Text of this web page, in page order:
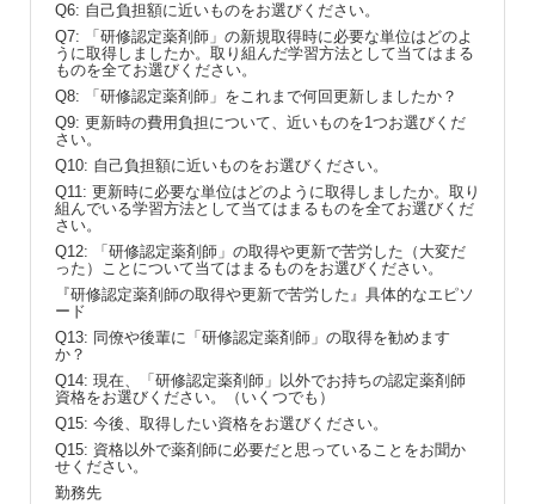
Q6: 自己負担額に近いものをお選びください。
Q7: 「研修認定薬剤師」の新規取得時に必要な単位はどのよ
うに取得しましたか。取り組んだ学習方法として当てはまる
ものを全てお選びください。
Q8: 「研修認定薬剤師」をこれまで何回更新しましたか？
Q9: 更新時の費用負担について、近いものを1つお選びくだ
さい。
Q10: 自己負担額に近いものをお選びください。
Q11: 更新時に必要な単位はどのように取得しましたか。取り
組んでいる学習方法として当てはまるものを全てお選びくだ
さい。
Q12: 「研修認定薬剤師」の取得や更新で苦労した（大変だ
った）ことについて当てはまるものをお選びください。
『研修認定薬剤師の取得や更新で苦労した』具体的なエピソ
ード
Q13: 同僚や後輩に「研修認定薬剤師」の取得を勧めます
か？
Q14: 現在、「研修認定薬剤師」以外でお持ちの認定薬剤師
資格をお選びください。（いくつでも）
Q15: 今後、取得したい資格をお選びください。
Q15: 資格以外で薬剤師に必要だと思っていることをお聞か
せください。
勤務先